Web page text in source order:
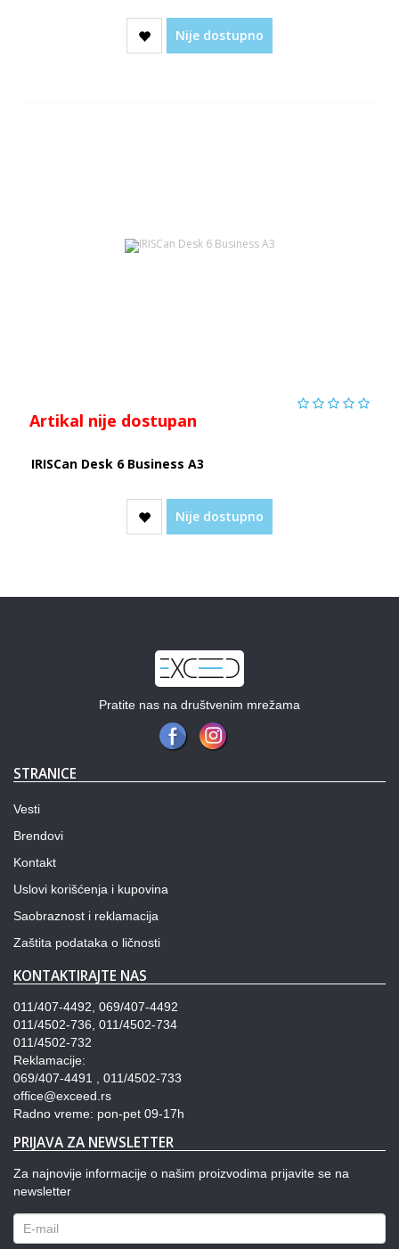
Nije dostupno
Artikal nije dostupan
IRISCan Desk 6 Business A3
Nije dostupno
Pratite nas na društvenim mrežama
STRANICE
Vesti
Brendovi
Kontakt
Uslovi korišćenja i kupovina
Saobraznost i reklamacija
Zaštita podataka o ličnosti
KONTAKTIRAJTE NAS
011/407-4492, 069/407-4492
011/4502-736, 011/4502-734
011/4502-732
Reklamacije:
069/407-4491 , 011/4502-733
office@exceed.rs
Radno vreme: pon-pet 09-17h
PRIJAVA ZA NEWSLETTER
Za najnovije informacije o našim proizvodima prijavite se na
newsletter